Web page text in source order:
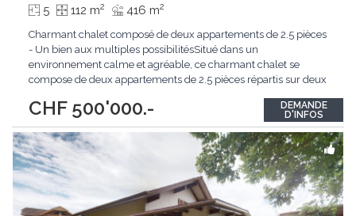
CHF 500'000.-
5 112 m2 416 m2
Charmant chalet composé de deux appartements de 2.5 pièces
- Un bien aux multiples possibilitésSitué dans un
environnement calme et agréable, ce charmant chalet se
compose de deux appartements de 2.5 pièces répartis sur deux
d'utilisation, permettant aussi bien de réunir les deux logements
afin de créer une habitation familiale spacieuse...
DEMANDE
D'INFOS